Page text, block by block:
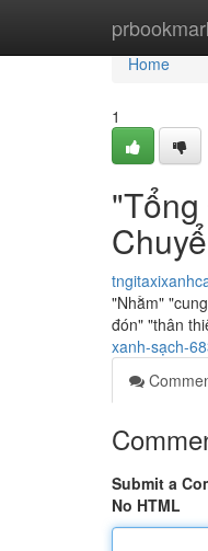
Home
Home
1
"Nhằm"
đón" "thân
xanh-sạch-
Submit a
No HTML